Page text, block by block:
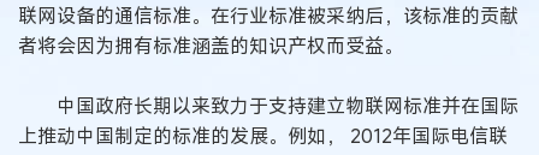
联网设备的通信标准。在行业标准被采纳后，该标准的贡献
者将会因为拥有标准涵盖的知识产权而受益。
中国政府长期以来致力于支持建立物联网标准并在国际
上推动中国制定的标准的发展。例如， 2012年国际电信联